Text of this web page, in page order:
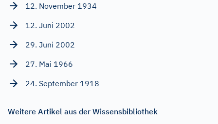
12. November 1934
12. Juni 2002
29. Juni 2002
27. Mai 1966
24. September 1918
Weitere Artikel aus der Wissensbibliothek